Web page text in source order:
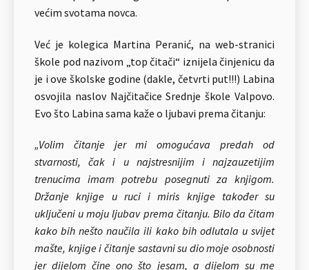
većim svotama novca.
Već je kolegica Martina Peranić, na web-stranici
škole pod nazivom „top čitači“ iznijela činjenicu da
je i ove školske godine (dakle, četvrti put!!!) Labina
osvojila naslov Najčitačice Srednje škole Valpovo.
Evo što Labina sama kaže o ljubavi prema čitanju:
„Volim čitanje jer mi omogućava predah od
stvarnosti, čak i u najstresnijim i najzauzetijim
trenucima imam potrebu posegnuti za knjigom.
Držanje knjige u ruci i miris knjige također su
uključeni u moju ljubav prema čitanju. Bilo da čitam
kako bih nešto naučila ili kako bih odlutala u svijet
mašte, knjige i čitanje sastavni su dio moje osobnosti
jer dijelom čine ono što jesam, a dijelom su me